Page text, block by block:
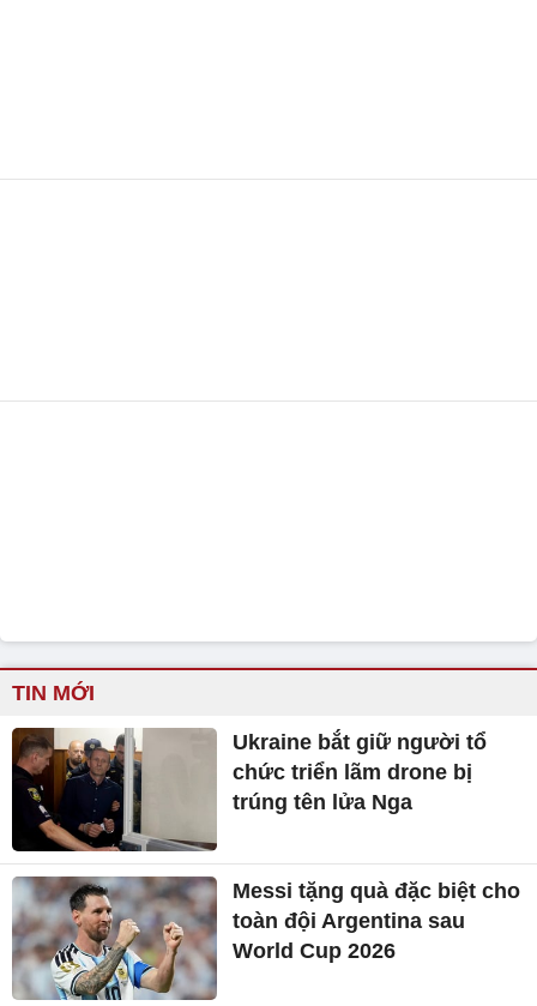
TIN MỚI
Ukraine bắt giữ người tổ
chức triển lãm drone bị
trúng tên lửa Nga
Messi tặng quà đặc biệt cho
toàn đội Argentina sau
World Cup 2026